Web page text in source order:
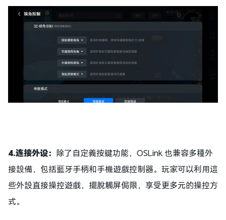
4.连接外设： 除了自定義按鍵功能，OSLink 也兼容多種外
接設備，包括藍牙手柄和手機遊戲控制器。玩家可以利用這
些外設直接操控遊戲，擺脫觸屏侷限，享受更多元的操控方
式。